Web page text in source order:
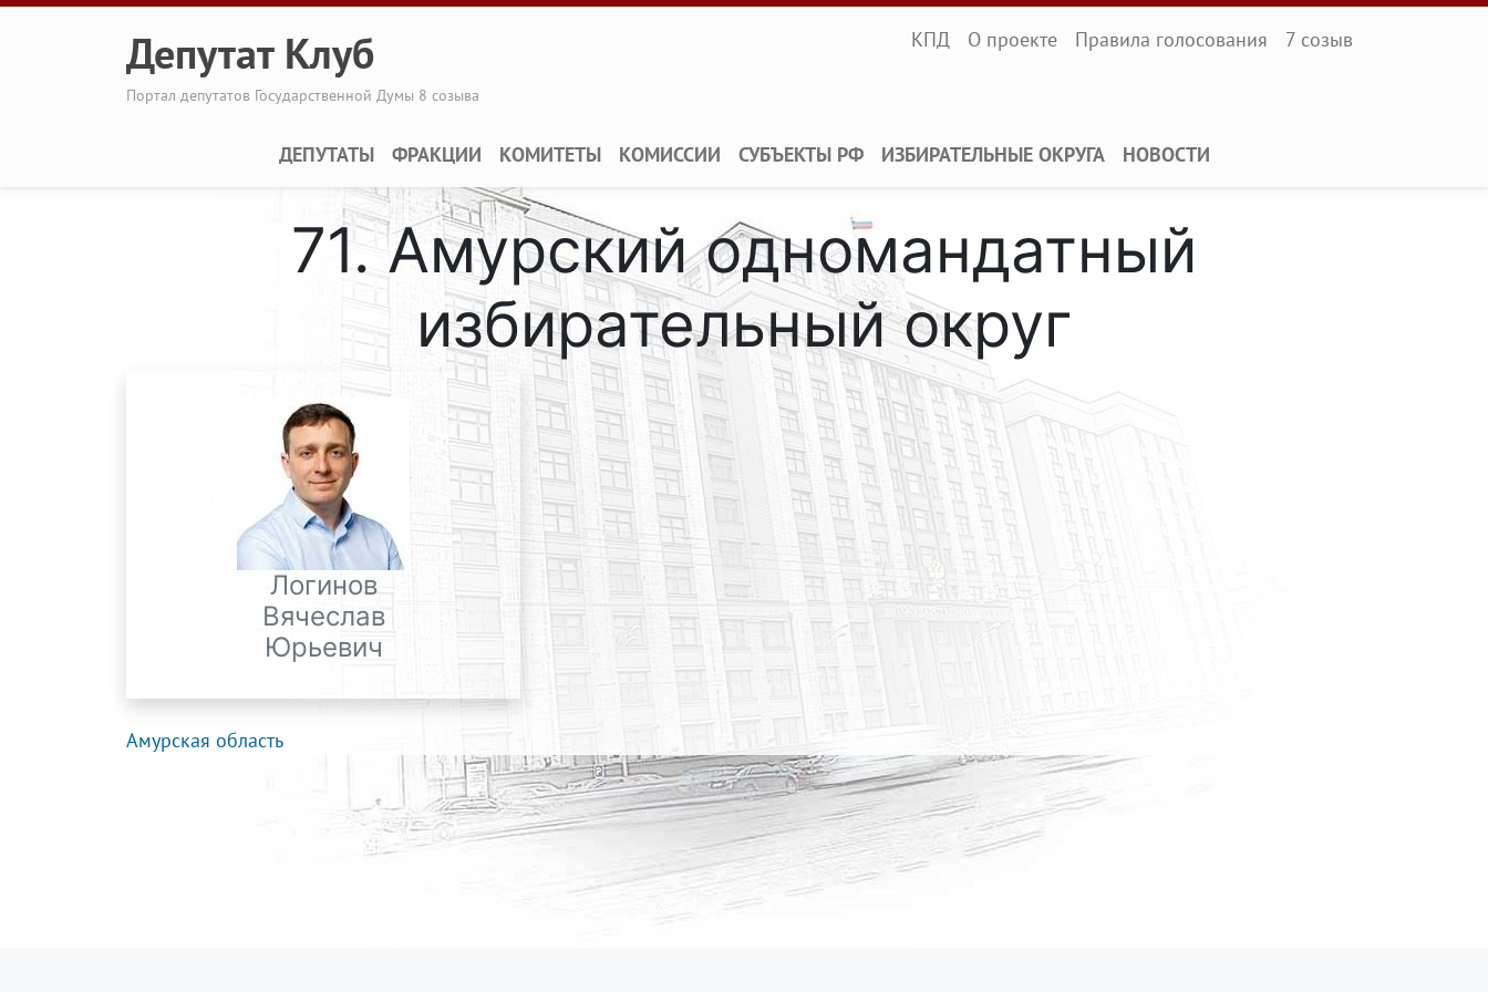
Перейти к основному содержанию
Депутат Клуб
Портал депутатов Государственной Думы 8 созыва
Infopanel
КПД О проекте Правила голосования 7 созыв
Main navigation
ДЕПУТАТЫ ФРАКЦИИ КОМИТЕТЫ КОМИССИИ СУБЪЕКТЫ РФ ИЗБИРАТЕЛЬНЫЕ ОКРУГА НОВОСТИ
71. Амурский одномандатный
избирательный округ
Логинов
Вячеслав
Юрьевич
Амурская область